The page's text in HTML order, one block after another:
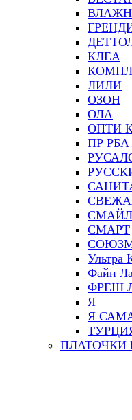
КЛЕА
ЛИЛИ
ОЗОН
ОЛА
ОПТИ
ПР РБА
СМАЙЛ
СМАРТ
Ультра
Файн
ФРЕШ
Я
Я
ПЛАТОЧКИ